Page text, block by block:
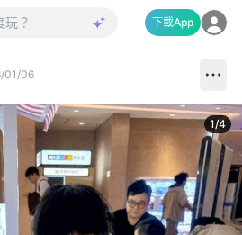
下載App
01/06
1/4